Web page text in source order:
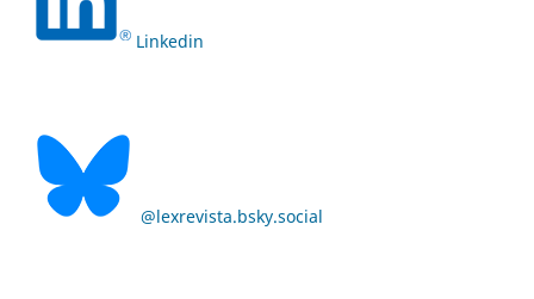
Linkedin
@lexrevista.bsky.social